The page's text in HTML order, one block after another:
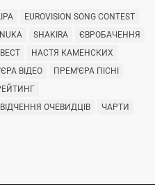
EUROVISION SONG CONTEST
SHAKIRA
ЄВРОБАЧЕННЯ
НАСТЯ КАМЕНСКИХ
ВІДЕО
ПРЕМ'ЄРА ПІСНІ
ОЧЕВИДЦІВ
ЧАРТИ